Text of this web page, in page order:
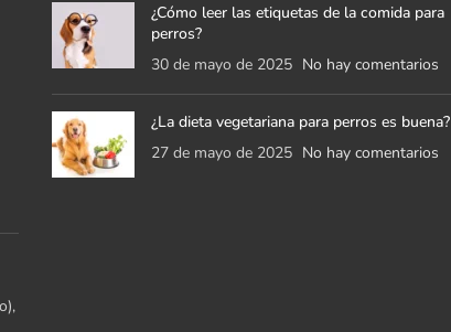
¿Cómo leer las etiquetas de la comida para
perros?
30 de mayo de 2025 No hay comentarios
¿La dieta vegetariana para perros es buena?
27 de mayo de 2025 No hay comentarios